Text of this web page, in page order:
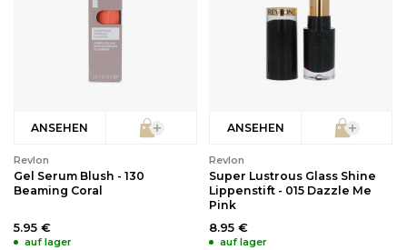
ANSEHEN
Revlon
Gel Serum Blush - 130
Beaming Coral
5.95 €
auf lager
ANSEHEN
Revlon
Super Lustrous Glass Shine
Lippenstift - 015 Dazzle Me
Pink
8.95 €
auf lager